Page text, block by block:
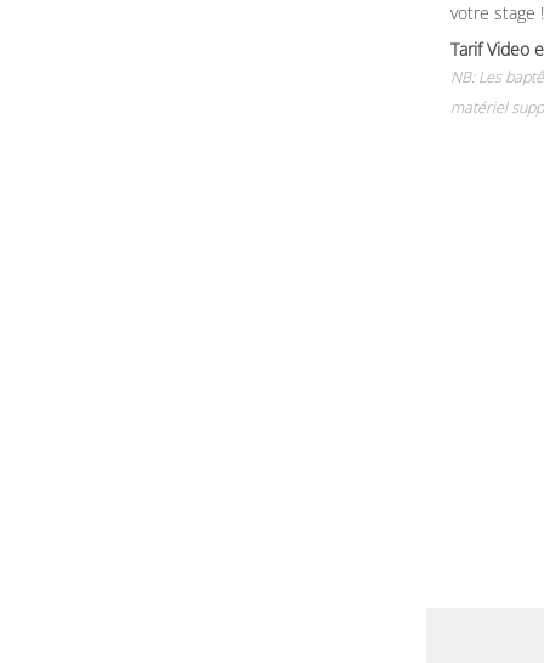
votre stage !
Tarif Video
NB: Les
matériel